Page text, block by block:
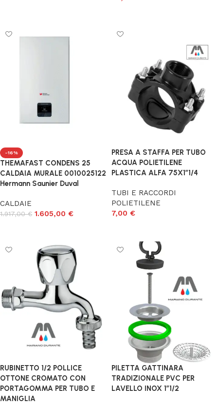
-16%
THEMAFAST CONDENS 25
CALDAIA MURALE 0010025122
Hermann Saunier Duval
CALDAIE
1.917,00€ 1.605,00 €
PRESA A STAFFA PER TUBO
ACQUA POLIETILENE
PLASTICA ALFA 75X1″1/4
TUBI E RACCORDI
POLIETILENE
7,00 €
RUBINETTO 1/2 POLLICE
OTTONE CROMATO CON
PORTAGOMMA PER TUBO E
MANIGLIA
PILETTA GATTINARA
TRADIZIONALE PVC PER
LAVELLO INOX 1″1/2